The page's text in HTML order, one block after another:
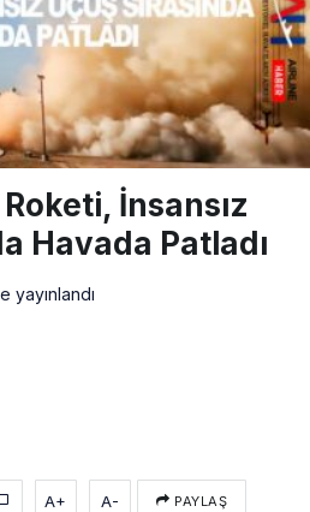
İnsansız
Havada Patladı
yayınlandı
A+ A- PAYLAŞ